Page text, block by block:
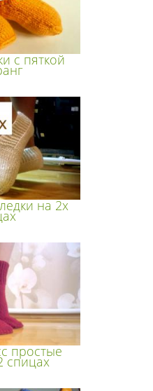
с пяткой
на 2х
простые
спицах